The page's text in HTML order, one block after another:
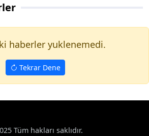
haberler yuklenemedi.
Tekrar Dene
Tüm hakları saklıdır.